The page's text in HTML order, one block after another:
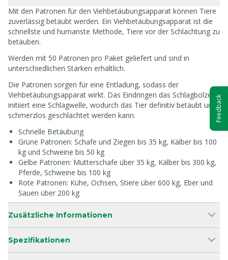
Mit den Patronen für den Viehbetäubungsapparat können Tiere
zuverlässig betäubt werden. Ein Viehbetäubungsapparat ist die
schnellste und humanste Methode, Tiere vor der Schlachtung zu
betäuben.
Werden mit 50 Patronen pro Paket geliefert und sind in
unterschiedlichen Stärken erhältlich.
Die Patronen sorgen für eine Entladung, sodass der
Viehbetäubungsapparat wirkt. Das Eindringen das Schlagbolzens
initiiert eine Schlagwelle, wodurch das Tier definitiv betäubt und
schmerzlos geschlachtet werden kann.
Schnelle Betäubung
Grüne Patronen: Schafe und Ziegen bis 35 kg, Kälber bis 100
kg und Schweine bis 50 kg
Gelbe Patronen: Mutterschafe über 35 kg, Kälber bis 300 kg,
Pferde, Schweine bis 100 kg
Rote Patronen: Kühe, Ochsen, Stiere über 600 kg, Eber und
Sauen über 200 kg
Zusätzliche Informationen
Spezifikationen
Feedback